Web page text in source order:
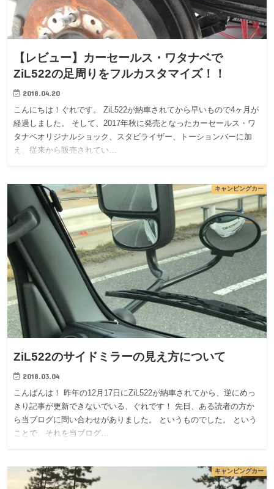
【レビュー】カーセールス・ワタナベで
ZiL522の足周りをフルカスタマイズ！！
2018.04.20
こんにちは！ぐれです。 ZiL522が納車されてから早いもので4ヶ月が
経過しました。 そして、2017年秋に発売となったカーセールス・ワ
タナベオリジナルショック、スタビライザー、トーションバーに加
え、従来から販売されてい…
キャンピングカー
ZiL522のサイドミラーの見え方について
2018.03.04
こんばんは！ 昨年の12月17日にZiL522が納車されてから、逆にめっ
きり記事が更新できないでいる、ぐれです！ 先日、ある読者の方か
ら当ブログに問い合わせがありました。 というものでした。 という
ことで、それを当ブログ…
キャンピングカー